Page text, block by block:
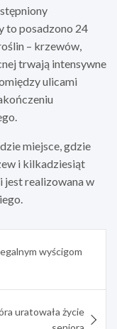
to posadzono 24
– krzewów,
trwają intensywne
ulicami
miejsce, gdzie
i kilkadziesiąt
jest realizowana w
wyścigom
uratowała życie